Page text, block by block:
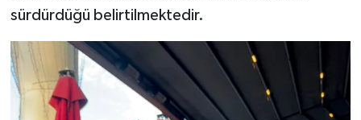
sürdürdüğü belirtilmektedir.